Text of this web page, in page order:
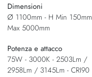
Dimensioni
Ø 1100mm - H Min 150mm
Max 5000mm
Potenza e attacco
75W - 3000K - 2503Lm /
2958Lm / 3145Lm - CRI90